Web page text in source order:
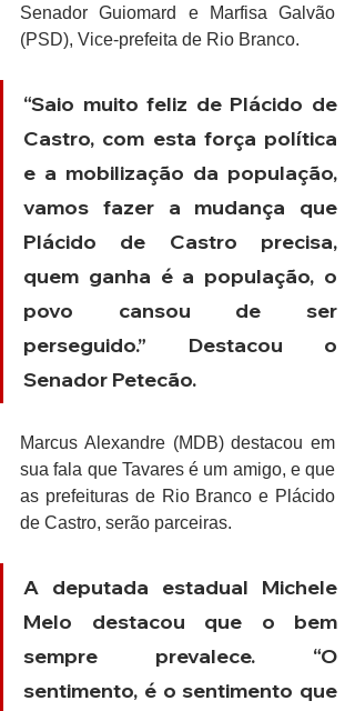
Senador Guiomard e Marfisa Galvão
(PSD), Vice-prefeita de Rio Branco.
“Saio muito feliz de Plácido de
Castro, com esta força política
e a mobilização da população,
vamos fazer a mudança que
Plácido de Castro precisa,
quem ganha é a população, o
povo cansou de ser
perseguido.” Destacou o
Senador Petecão.
Marcus Alexandre (MDB) destacou em
sua fala que Tavares é um amigo, e que
as prefeituras de Rio Branco e Plácido
de Castro, serão parceiras.
A deputada estadual Michele
Melo destacou que o bem
sempre prevalece. “O
sentimento, é o sentimento que